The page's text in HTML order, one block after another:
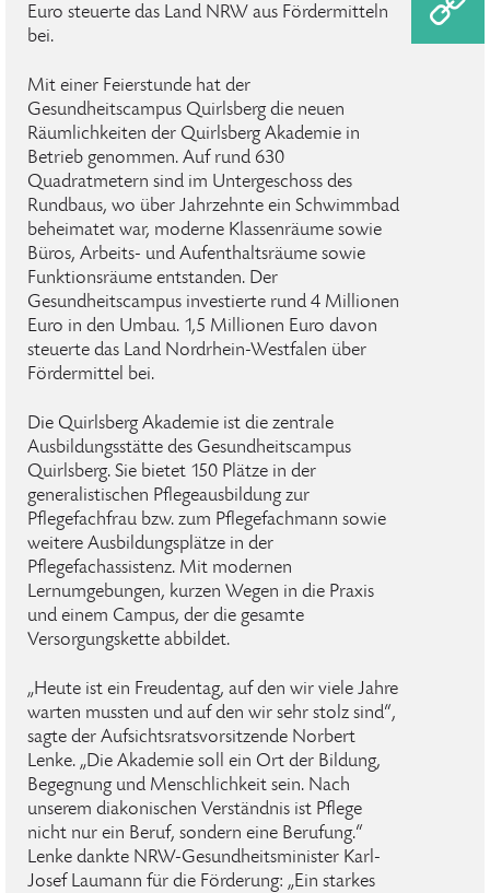
Euro steuerte das Land NRW aus Fördermitteln
bei.
Mit einer Feierstunde hat der
Gesundheitscampus Quirlsberg die neuen
Räumlichkeiten der Quirlsberg Akademie in
Betrieb genommen. Auf rund 630
Quadratmetern sind im Untergeschoss des
Rundbaus, wo über Jahrzehnte ein Schwimmbad
beheimatet war, moderne Klassenräume sowie
Büros, Arbeits- und Aufenthaltsräume sowie
Funktionsräume entstanden. Der
Gesundheitscampus investierte rund 4 Millionen
Euro in den Umbau. 1,5 Millionen Euro davon
steuerte das Land Nordrhein-Westfalen über
Fördermittel bei.
Die Quirlsberg Akademie ist die zentrale
Ausbildungsstätte des Gesundheitscampus
Quirlsberg. Sie bietet 150 Plätze in der
generalistischen Pflegeausbildung zur
Pflegefachfrau bzw. zum Pflegefachmann sowie
weitere Ausbildungsplätze in der
Pflegefachassistenz. Mit modernen
Lernumgebungen, kurzen Wegen in die Praxis
und einem Campus, der die gesamte
Versorgungskette abbildet.
„Heute ist ein Freudentag, auf den wir viele Jahre
warten mussten und auf den wir sehr stolz sind“,
sagte der Aufsichtsratsvorsitzende Norbert
Lenke. „Die Akademie soll ein Ort der Bildung,
Begegnung und Menschlichkeit sein. Nach
unserem diakonischen Verständnis ist Pflege
nicht nur ein Beruf, sondern eine Berufung.“
Lenke dankte NRW-Gesundheitsminister Karl-
Josef Laumann für die Förderung: „Ein starkes